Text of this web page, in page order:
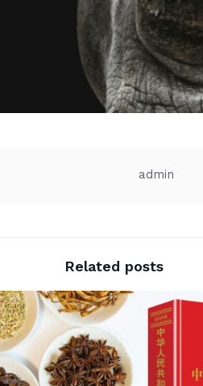
admin
Related posts